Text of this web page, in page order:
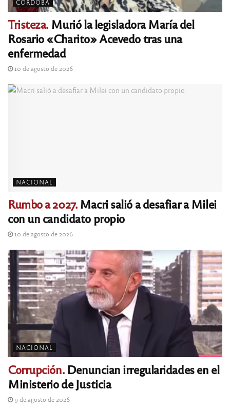
CÓRDOBA
Tristeza. Murió la legisladora María del
Rosario «Charito» Acevedo tras una
enfermedad
10 de agosto de 2026
NACIONAL
Rumbo a 2027.Macri salió a desafiar a Milei
con un candidato propio
10 de agosto de 2026
NACIONAL
Corrupción.Denuncian irregularidades en el
Ministerio de Justicia
9 de agosto de 2026